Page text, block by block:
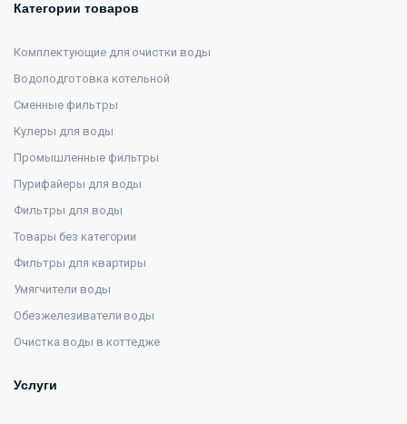
Категории товаров
Комплектующие для очистки воды
Водоподготовка котельной
Сменные фильтры
Кулеры для воды
Промышленные фильтры
Пурифайеры для воды
Фильтры для воды
Товары без категории
Фильтры для квартиры
Умягчители воды
Обезжелезиватели воды
Очистка воды в коттедже
Услуги